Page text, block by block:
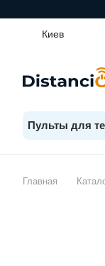
Киев
Пульты для
Главная